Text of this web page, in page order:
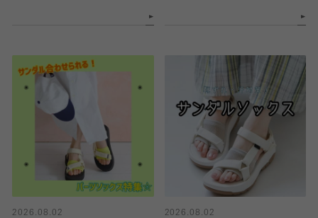
2026.08.02
2026.08.02